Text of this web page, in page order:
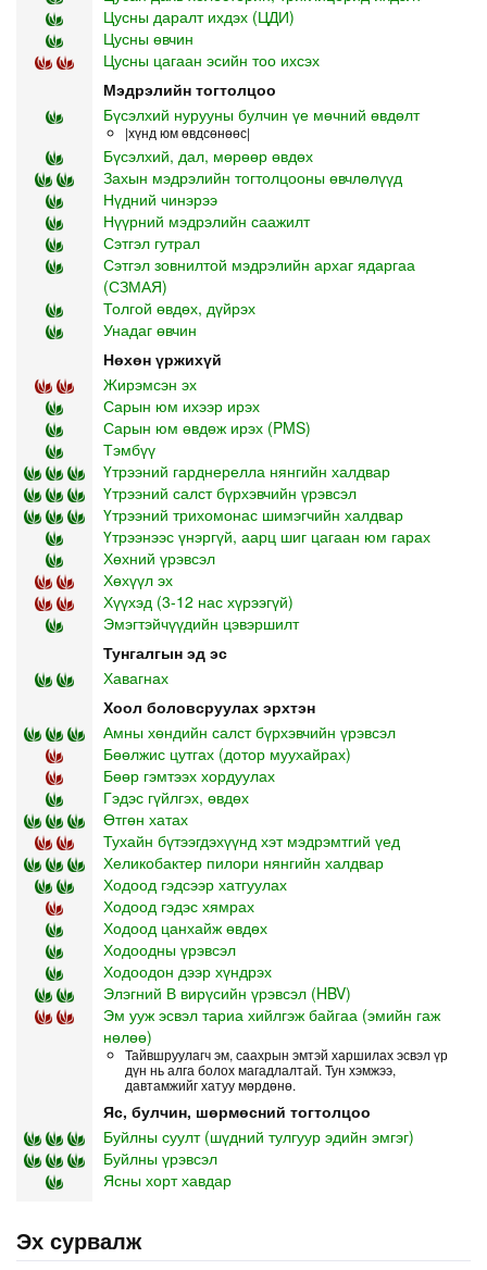
Цусны даралт ихдэх (ЦДИ)
Цусны өвчин
Цусны цагаан эсийн тоо ихсэх
Мэдрэлийн тогтолцоо
Бүсэлхий нурууны булчин үе мөчний өвдөлт
|хүнд юм өвдсөнөөс|
Бүсэлхий, дал, мөрөөр өвдөх
Захын мэдрэлийн тогтолцооны өвчлөлүүд
Нүдний чинэрээ
Нүүрний мэдрэлийн саажилт
Сэтгэл гутрал
Сэтгэл зовнилтой мэдрэлийн архаг ядаргаа
(СЗМАЯ)
Толгой өвдөх, дүйрэх
Унадаг өвчин
Нөхөн үржихүй
Жирэмсэн эх
Сарын юм ихээр ирэх
Сарын юм өвдөж ирэх (PMS)
Тэмбүү
Үтрээний гарднерелла нянгийн халдвар
Үтрээний салст бүрхэвчийн үрэвсэл
Үтрээний трихомонас шимэгчийн халдвар
Үтрээнээс үнэргүй, аарц шиг цагаан юм гарах
Хөхний үрэвсэл
Хөхүүл эх
Хүүхэд (3-12 нас хүрээгүй)
Эмэгтэйчүүдийн цэвэршилт
Тунгалгын эд эс
Хавагнах
Хоол боловсруулах эрхтэн
Амны хөндийн салст бүрхэвчийн үрэвсэл
Бөөлжис цутгах (дотор муухайрах)
Бөөр гэмтээх хордуулах
Гэдэс гүйлгэх, өвдөх
Өтгөн хатах
Тухайн бүтээгдэхүүнд хэт мэдрэмтгий үед
Хеликобактер пилори нянгийн халдвар
Ходоод гэдсээр хатгуулах
Ходоод гэдэс хямрах
Ходоод цанхайж өвдөх
Ходоодны үрэвсэл
Ходоодон дээр хүндрэх
Элэгний В вирүсийн үрэвсэл (HBV)
Эм ууж эсвэл тариа хийлгэж байгаа (эмийн гаж
нөлөө)
Тайвшруулагч эм, саахрын эмтэй харшилах эсвэл үр
дүн нь алга болох магадлалтай. Тун хэмжээ,
давтамжийг хатуу мөрдөнө.
Яс, булчин, шөрмөсний тогтолцоо
Буйлны суулт (шүдний тулгуур эдийн эмгэг)
Буйлны үрэвсэл
Ясны хорт хавдар
Эх сурвалж